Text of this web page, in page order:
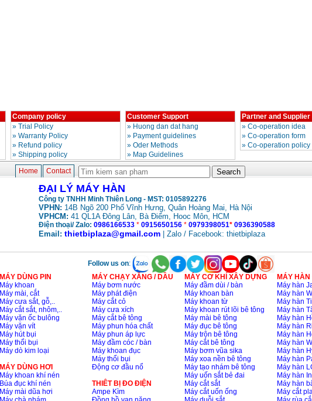
Company policy
» Trial Policy
» Warranty Policy
» Refund policy
» Shipping policy
Customer Support
» Huong dan dat hang
» Payment guidelines
» Oder Methods
» Map Guidelines
Partner and Supplier
» Co-operation idea
» Co-operation form
» Co-operation policy
Home Contact
ĐẠI LÝ MÁY HÀN
Công ty TNHH Minh Thiên Long - MST: 0105892276
VPHN: 14B Ngõ 200 Phố Vĩnh Hưng, Quân Hoàng Mai, Hà Nội
VPHCM: 41 QL1A Đông Lân, Bà Điểm, Hooc Môn, HCM
Điện thoại/ Zalo: 0986166533 * 0915650156* 0979398051* 0936390588
Email: thietbiplaza@gmail.com| Zalo / Facebook: thietbiplaza
Follow us on:
MÁY DÙNG PIN
Máy khoan
Máy mài, cắt
Máy cưa sắt, gỗ,..
Máy cắt sắt, nhôm,..
Máy vặn ốc bulông
Máy vặn vít
Máy hút bụi
Máy thổi bụi
Máy dò kim loại
MÁY DÙNG HƠI
Máy khoan khí nén
Búa đục khí nén
Máy mài dũa hơi
MÁY CHẠY XĂNG / DẦU
Máy bơm nước
Máy phát điện
Máy cắt cỏ
Máy cưa xích
Máy cắt bê tông
Máy phun hóa chất
Máy phun áp lực
Máy đầm cóc / bàn
Máy khoan đục
Máy thổi bụi
Động cơ đầu nổ
THIÊT BỊ ĐO ĐIỆN
Ampe Kìm
MÁY CƠ KHÍ XÂY DỰNG
Máy đầm dùi / bàn
Máy khoan bàn
Máy khoan từ
Máy khoan rút lõi bê tông
Máy mài bê tông
Máy đục bê tông
Máy trộn bê tông
Máy cắt bê tông
Máy bơm vũa sika
Máy xoa nền bê tông
Máy tạo nhám bê tông
Máy uốn sắt bẻ đai
Máy cắt sắt
Máy cắt uốn ống
MÁY HÀN
Máy hàn
Máy hàn
Máy hàn
Máy hàn
Máy hàn
Máy hàn
Máy hàn
Máy hàn
Máy hàn
Máy hàn
Máy hàn
Máy hàn
Máy hàn
Máy cắt